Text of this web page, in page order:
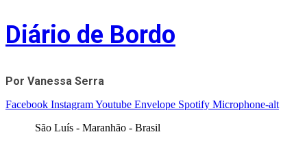
Skip
to
content
Diário de Bordo
Por Vanessa Serra
Facebook InstagramYoutube Envelope Spotify Microphone-alt
São Luís - Maranhão - Brasil